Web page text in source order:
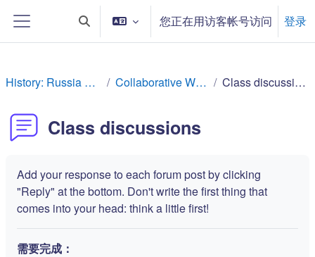
停靠面板切换搜索输入 您正在用访客帐号访问 登录
History: Russia Rev Collaborative Work Class discussions
Class discussions
Add your response to each forum post by clicking
"Reply" at the bottom. Don't write the first thing that
comes into your head: think a little first!
需要完成：